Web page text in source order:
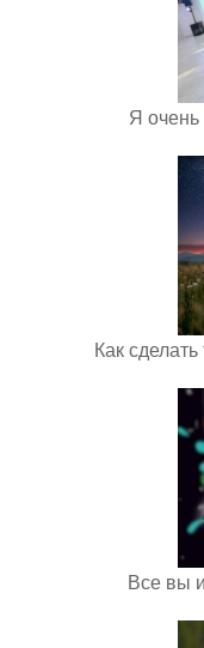
Я
Как
Все вы